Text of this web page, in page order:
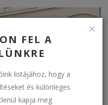
FEL A
listájához, hogy a
és különleges
kapja meg